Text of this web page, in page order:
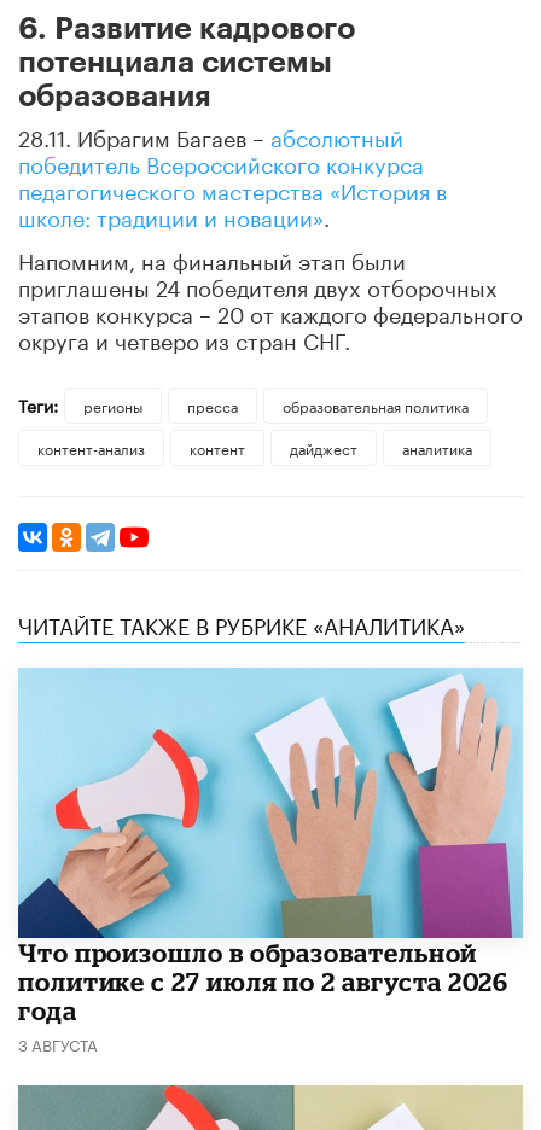
6. Развитие кадрового
потенциала системы
образования
28.11. Ибрагим Багаев – абсолютный
победитель Всероссийского конкурса
педагогического мастерства «История в
школе: традиции и новации»
Напомним, на финальный этап были
приглашены 24 победителя двух отборочных
этапов конкурса – 20 от каждого федерального
округа и четверо из стран СНГ.
Теги: регионы пресса
образовательная политика
контент-анализ
контент дайджест аналитика
ЧИТАЙТЕ ТАКЖЕ В РУБРИКЕ «АНАЛИТИКА»
​Что произошло в образовательной
политике с 27 июля по 2 августа 2026
года
3 АВГУСТА